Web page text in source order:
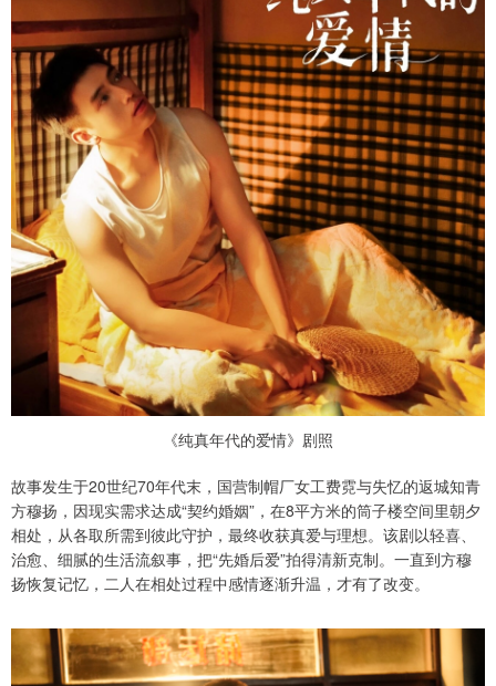
《纯真年代的爱情》剧照
故事发生于20世纪70年代末，国营制帽厂女工费霓与失忆的返城知青
方穆扬，因现实需求达成“契约婚姻”，在8平方米的筒子楼空间里朝夕
相处，从各取所需到彼此守护，最终收获真爱与理想。该剧以轻喜、
治愈、细腻的生活流叙事，把“先婚后爱”拍得清新克制。一直到方穆
扬恢复记忆，二人在相处过程中感情逐渐升温，才有了改变。